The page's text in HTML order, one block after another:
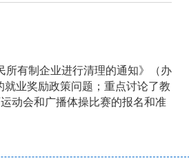
有制企业进行清理的通知》（办
业奖励政策问题；重点讨论了教
动会和广播体操比赛的报名和准